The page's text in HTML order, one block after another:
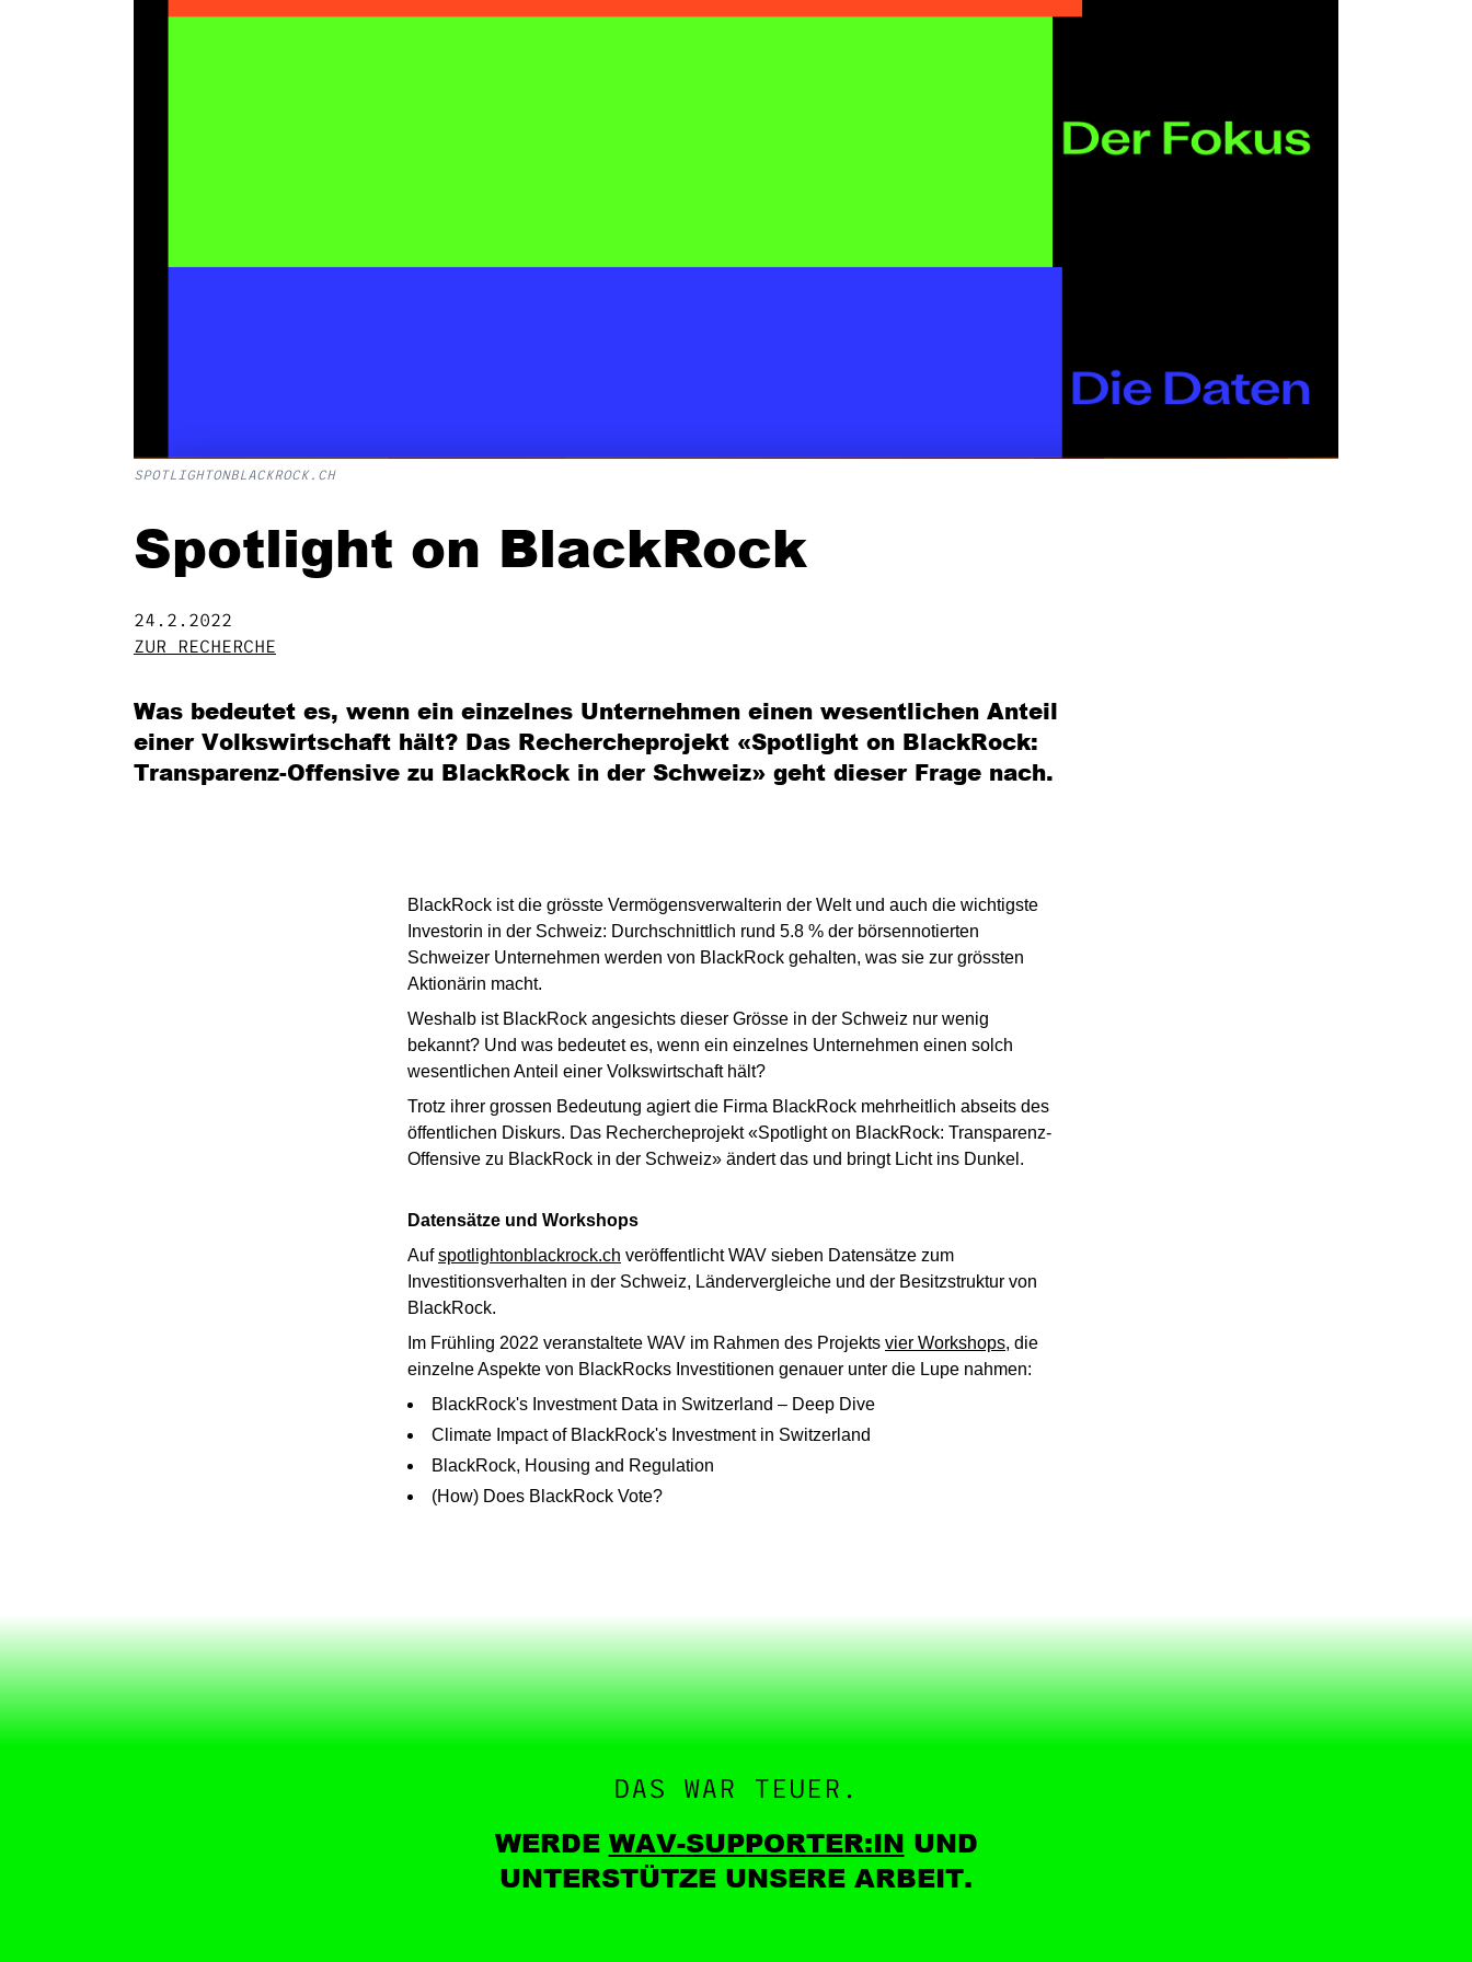
SPOTLIGHTONBLACKROCK.CH
Spotlight on BlackRock
24.2.2022
ZUR RECHERCHE
Was bedeutet es, wenn ein einzelnes Unternehmen einen wesentlichen Anteil
einer Volkswirtschaft hält? Das Rechercheprojekt «Spotlight on BlackRock:
Transparenz-Offensive zu BlackRock in der Schweiz» geht dieser Frage nach.
BlackRock ist die grösste Vermögensverwalterin der Welt und auch die wichtigste
Investorin in der Schweiz: Durchschnittlich rund 5.8 % der börsennotierten
Schweizer Unternehmen werden von BlackRock gehalten, was sie zur grössten
Aktionärin macht.
Weshalb ist BlackRock angesichts dieser Grösse in der Schweiz nur wenig
bekannt? Und was bedeutet es, wenn ein einzelnes Unternehmen einen solch
wesentlichen Anteil einer Volkswirtschaft hält?
Trotz ihrer grossen Bedeutung agiert die Firma BlackRock mehrheitlich abseits des
öffentlichen Diskurs. Das Rechercheprojekt «Spotlight on BlackRock: Transparenz-
Offensive zu BlackRock in der Schweiz» ändert das und bringt Licht ins Dunkel.
Datensätze und Workshops
Aufspotlightonblackrock.ch veröffentlicht WAV sieben Datensätze zum
Investitionsverhalten in der Schweiz, Ländervergleiche und der Besitzstruktur von
BlackRock.
Im Frühling 2022 veranstaltete WAV im Rahmen des Projekts vier Workshops, die
einzelne Aspekte von BlackRocks Investitionen genauer unter die Lupe nahmen:
BlackRock's Investment Data in Switzerland – Deep Dive
Climate Impact of BlackRock's Investment in Switzerland
BlackRock, Housing and Regulation
(How) Does BlackRock Vote?
DAS WAR TEUER.
WERDE WAV-SUPPORTER:IN UND
UNTERSTÜTZE UNSERE ARBEIT.